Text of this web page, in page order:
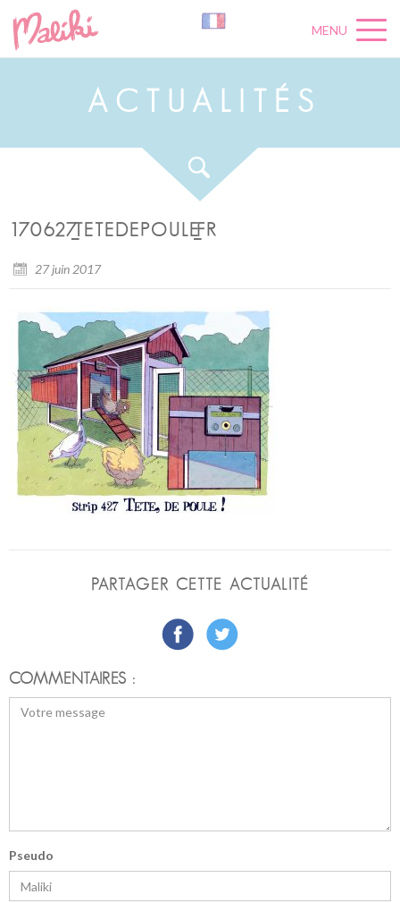
MENU
A C U A L É S
170627_TETEDEPOULE_FR
27 juin 2017
PARTAGER CETTE ACTUALITÉ
COMMENTAIRES :
Pseudo